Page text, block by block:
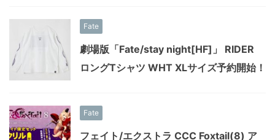
Fate
劇場版「Fate/stay night[HF]」 RIDER
ロングTシャツ WHT XLサイズ予約開始！
Fate
フェイト/エクストラ CCC Foxtail(8) ア